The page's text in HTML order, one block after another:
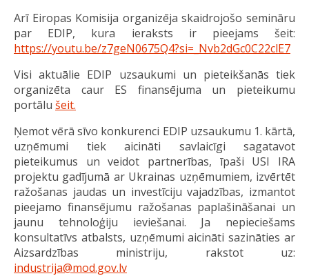
Arī Eiropas Komisija organizēja skaidrojošo semināru
par EDIP, kura ieraksts ir pieejams šeit:
https://youtu.be/z7geN0675Q4?si=_Nvb2dGc0C22clE7
Visi aktuālie EDIP uzsaukumi un pieteikšanās tiek
organizēta caur ES finansējuma un pieteikumu
portālu šeit.
Ņemot vērā sīvo konkurenci EDIP uzsaukumu 1. kārtā,
uzņēmumi tiek aicināti savlaicīgi sagatavot
pieteikumus un veidot partnerības, īpaši USI IRA
projektu gadījumā ar Ukrainas uzņēmumiem, izvērtēt
ražošanas jaudas un investīciju vajadzības, izmantot
pieejamo finansējumu ražošanas paplašināšanai un
jaunu tehnoloģiju ieviešanai. Ja nepieciešams
konsultatīvs atbalsts, uzņēmumi aicināti sazināties ar
Aizsardzības ministriju, rakstot uz:
industrija@mod.gov.lv